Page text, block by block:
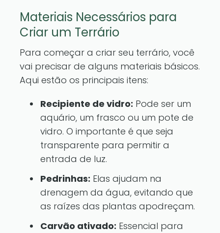
Materiais Necessários para
Criar um Terrário
Para começar a criar seu terrário, você
vai precisar de alguns materiais básicos.
Aqui estão os principais itens:
Recipiente de vidro: Pode ser um
aquário, um frasco ou um pote de
vidro. O importante é que seja
transparente para permitir a
entrada de luz.
Pedrinhas: Elas ajudam na
drenagem da água, evitando que
as raízes das plantas apodreçam.
Carvão ativado: Essencial para